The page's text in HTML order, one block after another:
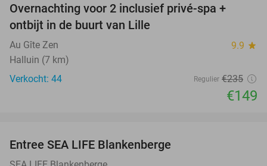
Overnachting voor 2 inclusief privé-spa +
ontbijt in de buurt van Lille
Au Gîte Zen 9.9 star
Halluin (7 km)
Verkocht: 44
Regulier €235
€149
Entree SEA LIFE Blankenberge